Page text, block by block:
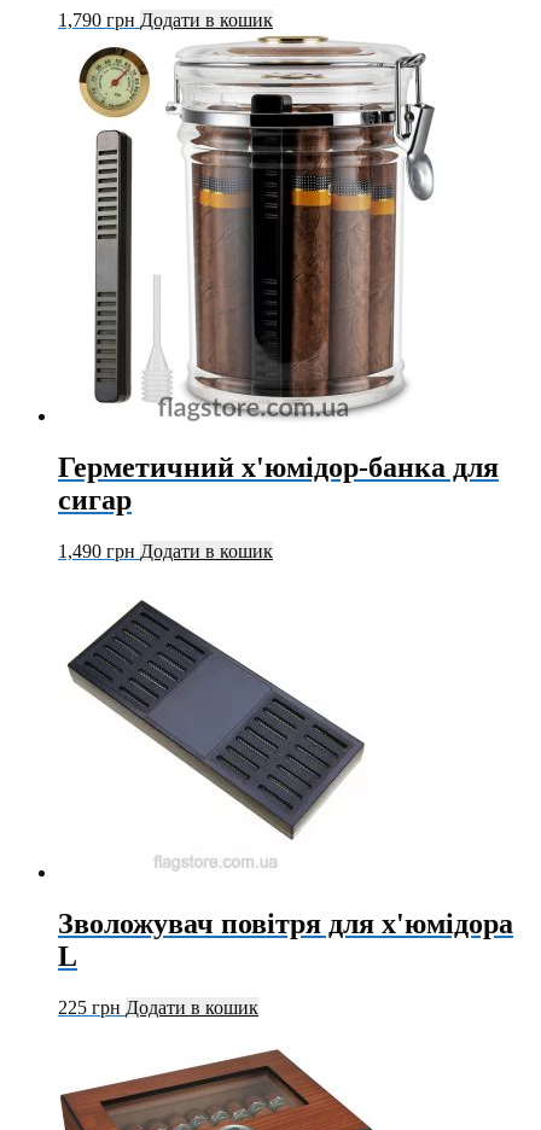
1,790 грн Додати в кошик
Герметичний х'юмідор-банка для
сигар
1,490 грн Додати в кошик
Зволожувач повітря для х'юмідора
L
225 грн Додати в кошик